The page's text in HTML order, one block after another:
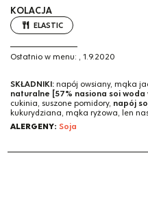
KOLACJA
ELASTIC
Ostatnio w menu: , 1.9.2020
SKŁADNIKI: napój owsiany, mąka
naturalne [57% nasiona soi woda
cukinia, suszone pomidory, napój
kukurydziana, mąka ryżowa, len
ALERGENY: Soja